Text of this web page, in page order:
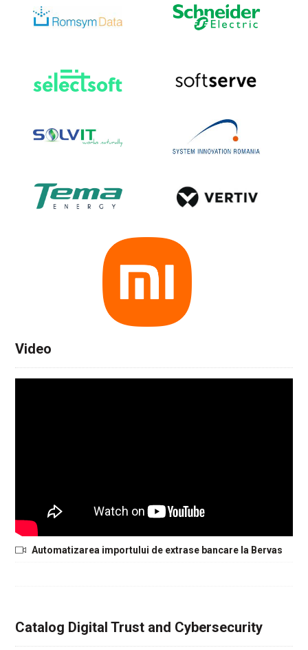
Video
Automatizarea importului de extrase bancare la Bervas
Catalog Digital Trust and Cybersecurity